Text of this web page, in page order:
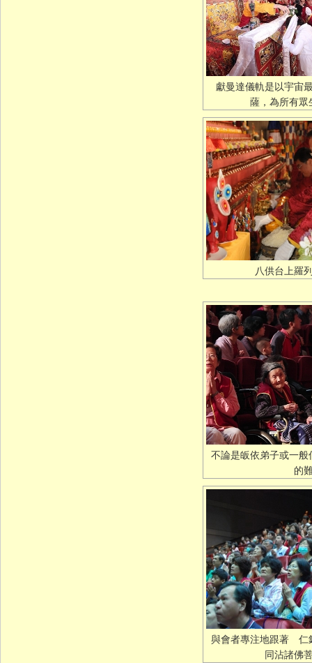
獻曼達儀軌是以宇宙
薩，為所有眾
八供台上羅
不論是皈依弟子或一
的
與會者專注地跟著 仁
同沾諸佛